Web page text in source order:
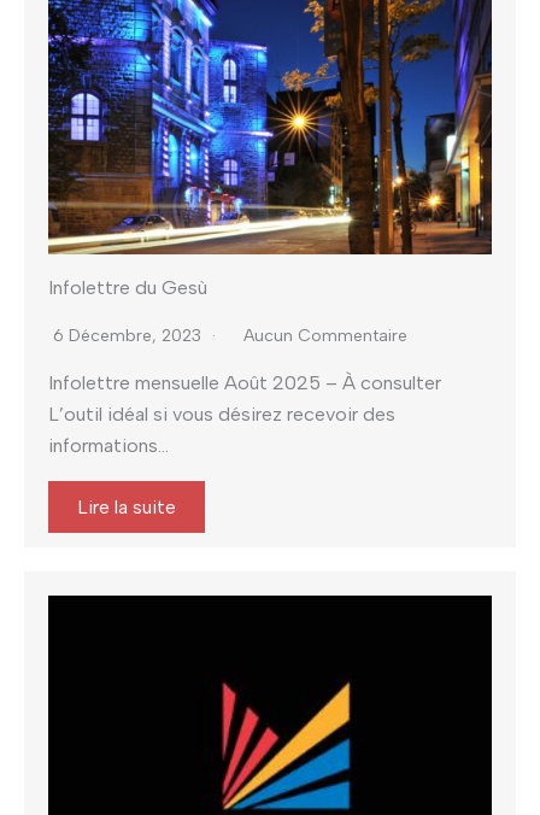
Infolettre du Gesù
6 Décembre, 2023 Aucun Commentaire
Infolettre mensuelle Août 2025 – À consulter
L’outil idéal si vous désirez recevoir des
informations...
Lire la suite